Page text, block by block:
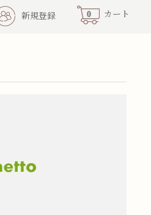
新規登録 0 カート